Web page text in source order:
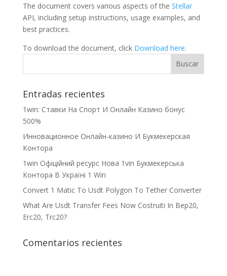
The document covers various aspects of the Stellar
API, including setup instructions, usage examples, and
best practices.
To download the document, click Download here.
Entradas recientes
1win: Ставки На Cпорт И Онлайн Казино бонус
500%
Инновационное Онлайн-казино И Букмекерская
Контора
1win Офіційний ресурс Нова 1vin Букмекерська
Контора В Україні 1 Win
Convert 1 Matic To Usdt Polygon To Tether Converter
What Are Usdt Transfer Fees Now Costruiti In Bep20,
Erc20, Trc20?
Comentarios recientes